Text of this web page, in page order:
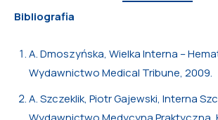
Bibliografia
A. Dmoszyńska, Wielka Interna –
Wydawnictwo Medical Tribune, 2009.
A. Szczeklik, Piotr Gajewski, Interna